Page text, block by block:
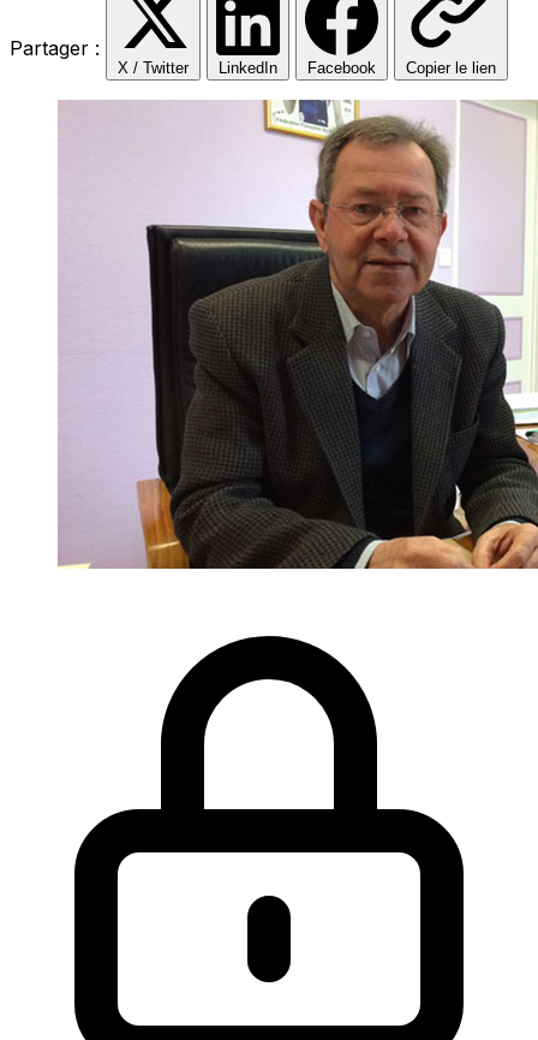
Partager :
X / Twitter LinkedIn Facebook Copier le lien